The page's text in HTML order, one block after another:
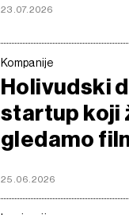
23.07.2026
Kompanije
Holivudski
startup koji
gledamo
25.06.2026